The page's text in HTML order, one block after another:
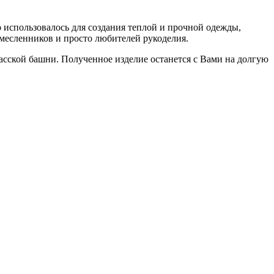
для создания теплой и прочной одежды,
и просто любителей рукоделия.
башни. Полученное изделие останется с Вами на долгую